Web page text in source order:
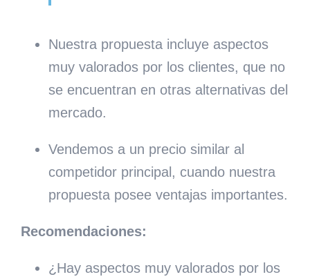
Nuestra propuesta incluye aspectos
muy valorados por los clientes, que no
se encuentran en otras alternativas del
mercado.
Vendemos a un precio similar al
competidor principal, cuando nuestra
propuesta posee ventajas importantes.
Recomendaciones:
¿Hay aspectos muy valorados por los